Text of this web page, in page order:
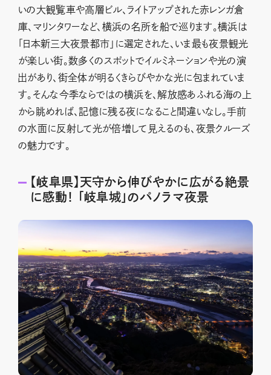
いの大観覧車や高層ビル、ライトアップされた赤レンガ倉
庫、マリンタワーなど、横浜の名所を船で巡ります。横浜は
「日本新三大夜景都市」に選定された、いま最も夜景観光
が楽しい街。数多くのスポットでイルミネーションや光の演
出があり、街全体が明るくきらびやかな光に包まれていま
す。そんな今季ならではの横浜を、解放感あふれる海の上
から眺めれば、記憶に残る夜になること間違いなし。手前
の水面に反射して光が倍増して見えるのも、夜景クルーズ
の魅力です。
【岐阜県】天守から伸びやかに広がる絶景
に感動！ 「岐阜城」のパノラマ夜景